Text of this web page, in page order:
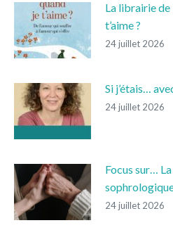
La librairie de
t’aime ?
24 juillet 2026
Si j’étais…
24 juillet 2026
Focus sur…
24 juillet 2026